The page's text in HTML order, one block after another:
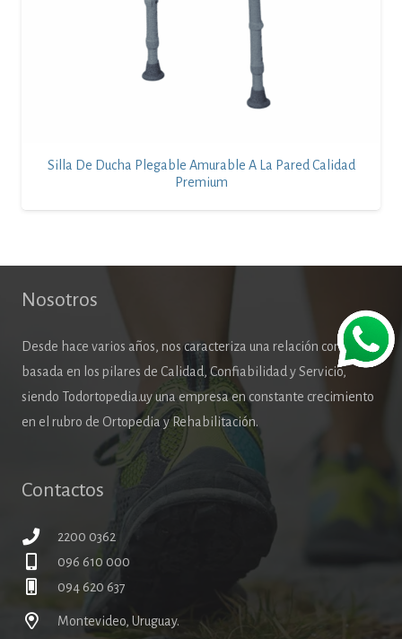
Silla De Ducha Plegable Amurable A La Pared Calidad
Premium
Nosotros
Desde hace varios años, nos caracteriza una relación comercial
basada en los pilares de Calidad, Confiabilidad y Servicio,
siendo Todortopedia.uy una empresa en constante crecimiento
en el rubro de Ortopedia y Rehabilitación.
Contactos
2200 0362
096 610 000
094 620 637
Montevideo, Uruguay.